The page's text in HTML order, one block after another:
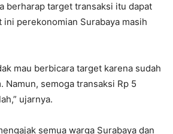
berharap target transaksi itu dapat
ini perekonomian Surabaya masih
mau berbicara target karena sudah
Namun, semoga transaksi Rp 5
ujarnya.
semua warga Surabaya dan